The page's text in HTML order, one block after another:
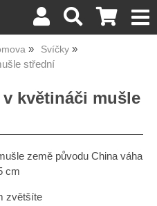
Svíčky
střední
květináči mušle
země původu China váha
cm
zvětšíte